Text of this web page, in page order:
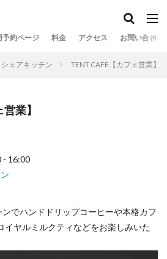
予約ページ 料金 アクセス お問い合わせ
シェアキッチン TENT CAFE【カフェ営業】
業】
- 16:00
でハンドドリップコーヒーや本格カフ
イヤルミルクティなどをお楽しみいた